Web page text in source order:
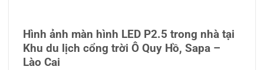
Hình ảnh màn hình LED P2.5 trong nhà tại
Khu du lịch cổng trời Ô Quy Hồ, Sapa –
Lào Cai